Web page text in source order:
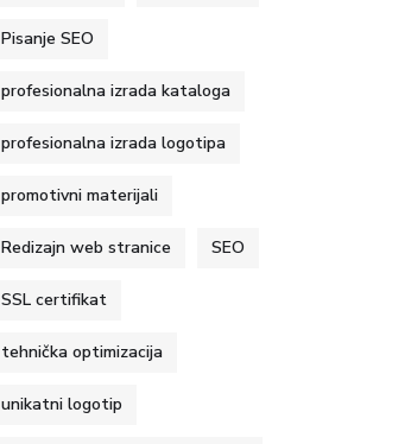
Pisanje SEO
profesionalna izrada kataloga
profesionalna izrada logotipa
promotivni materijali
Redizajn web stranice SEO
SSL certifikat
tehnička optimizacija
unikatni logotip